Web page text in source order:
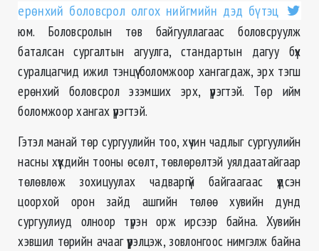
ерөнхий боловсрол олгох нийгмийн дэд бүтэц
юм. Боловсролын төв байгууллагаас боловсруулж
баталсан сургалтын агуулга, стандартын дагуу бүх
суралцагчид ижил тэнцүү боломжоор хангагдаж, эрх тэгш
ерөнхий боловсрол эзэмших эрх, үүрэгтэй. Төр ийм
боломжоор хангах үүрэгтэй.
Гэтэл манай төр сургуулийн тоо, хүчин чадлыг сургуулийн
насны хүүхдийн тооны өсөлт, төвлөрөлтэй уялдаатайгаар
төлөвлөж зохицуулах чадваргүй байгаагаас үүдсэн
цоорхой орон зайд ашгийн төлөө хувийн дунд
сургуулиуд олноор түрэн орж ирсээр байна. Хувийн
хэвшил төрийн ачааг үүрэлцэж, зовлонгоос нимгэлж байна